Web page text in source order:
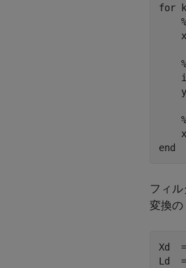
for
end
フィ
変換の
Xd
Ld